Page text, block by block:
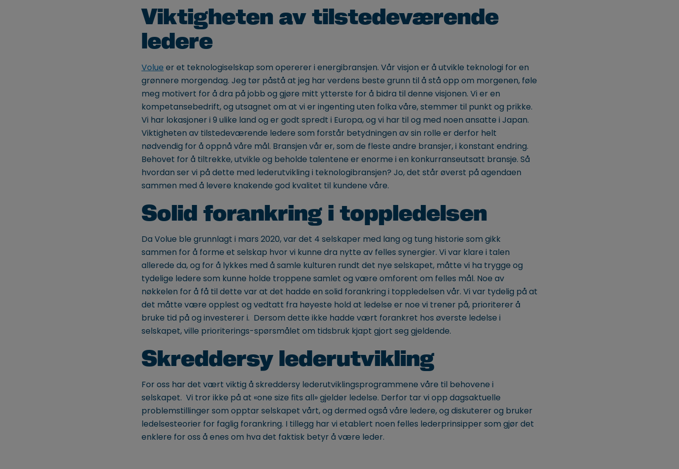
Viktigheten av tilstedeværende
ledere
Volue er et teknologiselskap som opererer i energibransjen. Vår visjon er å utvikle teknologi for en
grønnere morgendag. Jeg tør påstå at jeg har verdens beste grunn til å stå opp om morgenen, føle
meg motivert for å dra på jobb og gjøre mitt ytterste for å bidra til denne visjonen. Vi er en
kompetansebedrift, og utsagnet om at vi er ingenting uten folka våre, stemmer til punkt og prikke.
Vi har lokasjoner i 9 ulike land og er godt spredt i Europa, og vi har til og med noen ansatte i Japan.
Viktigheten av tilstedeværende ledere som forstår betydningen av sin rolle er derfor helt
nødvendig for å oppnå våre mål. Bransjen vår er, som de fleste andre bransjer, i konstant endring.
Behovet for å tiltrekke, utvikle og beholde talentene er enorme i en konkurranseutsatt bransje. Så
hvordan ser vi på dette med lederutvikling i teknologibransjen? Jo, det står øverst på agendaen
sammen med å levere knakende god kvalitet til kundene våre.
Solid forankring i toppledelsen
Da Volue ble grunnlagt i mars 2020, var det 4 selskaper med lang og tung historie som gikk
sammen for å forme et selskap hvor vi kunne dra nytte av felles synergier. Vi var klare i talen
allerede da, og for å lykkes med å samle kulturen rundt det nye selskapet, måtte vi ha trygge og
tydelige ledere som kunne holde troppene samlet og være omforent om felles mål. Noe av
nøkkelen for å få til dette var at det hadde en solid forankring i toppledelsen vår. Vi var tydelig på at
det måtte være opplest og vedtatt fra høyeste hold at ledelse er noe vi trener på, prioriterer å
bruke tid på og investerer i. Dersom dette ikke hadde vært forankret hos øverste ledelse i
selskapet, ville prioriterings-spørsmålet om tidsbruk kjapt gjort seg gjeldende.
Skreddersy lederutvikling
For oss har det vært viktig å skreddersy lederutviklingsprogrammene våre til behovene i
selskapet. Vi tror ikke på at «one size fits all» gjelder ledelse. Derfor tar vi opp dagsaktuelle
problemstillinger som opptar selskapet vårt, og dermed også våre ledere, og diskuterer og bruker
ledelsesteorier for faglig forankring. I tillegg har vi etablert noen felles lederprinsipper som gjør det
enklere for oss å enes om hva det faktisk betyr å være leder.